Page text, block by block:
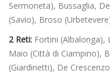
Sermoneta), Bussaglia,
(Savio), Broso
2 Reti: Fortini (Albalonga),
Maio (Città di Ciampino),
(Giardinetti), De